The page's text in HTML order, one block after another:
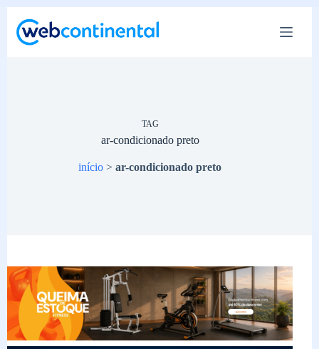
para
TAG
ar-condicionado preto
início >ar-condicionado preto